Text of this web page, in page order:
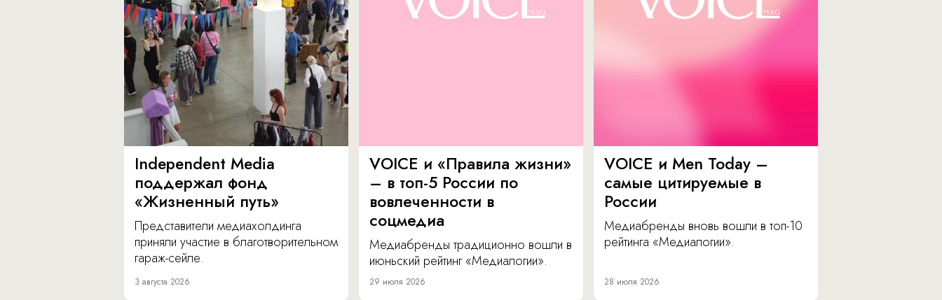
Independent Media
поддержал фонд
«Жизненный путь»
Представители медиахолдинга
приняли участие в благотворительном
гараж-сейле.
3 августа 2026
VOICE и «Правила жизни»
– в топ-5 России по
вовлеченности в
соцмедиа
Медиабренды традиционно вошли в
июньский рейтинг «Медиалогии».
29 июля 2026
VOICE и Men Today –
самые цитируемые в
России
Медиабренды вновь вошли в топ-10
рейтинга «Медиалогии».
28 июля 2026